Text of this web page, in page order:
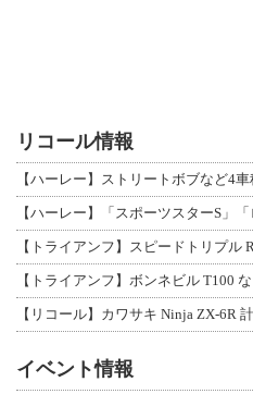
リコール情報
【ハーレー】ストリートボブなど4
【トライアンフ】スピードトリプル
【リコール】カワサキ Ninja ZX-6R
イベント情報